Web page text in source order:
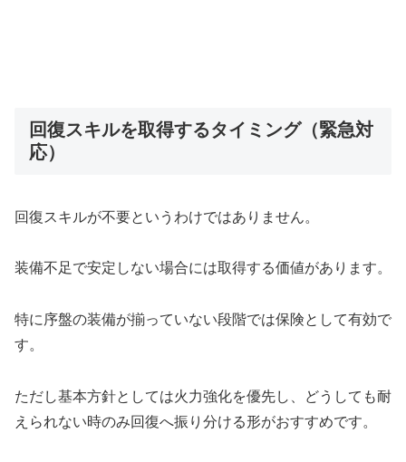
回復スキルを取得するタイミング（緊急対
応）
回復スキルが不要というわけではありません。
装備不足で安定しない場合には取得する価値があります。
特に序盤の装備が揃っていない段階では保険として有効で
す。
ただし基本方針としては火力強化を優先し、どうしても耐
えられない時のみ回復へ振り分ける形がおすすめです。